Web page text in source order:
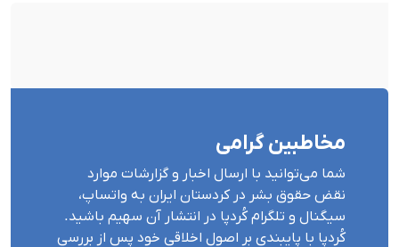
مخاطبین گرامی
شما می‌توانید با ارسال اخبار و گزارشات موارد
نقض حقوق بشر در کردستان ایران بە واتساپ،
سیگنال و تلگرام کُردپا در انتشار آن سهیم باشید.
کُردپا با پایبندی بر اصول اخلاقی خود پس از بررسی